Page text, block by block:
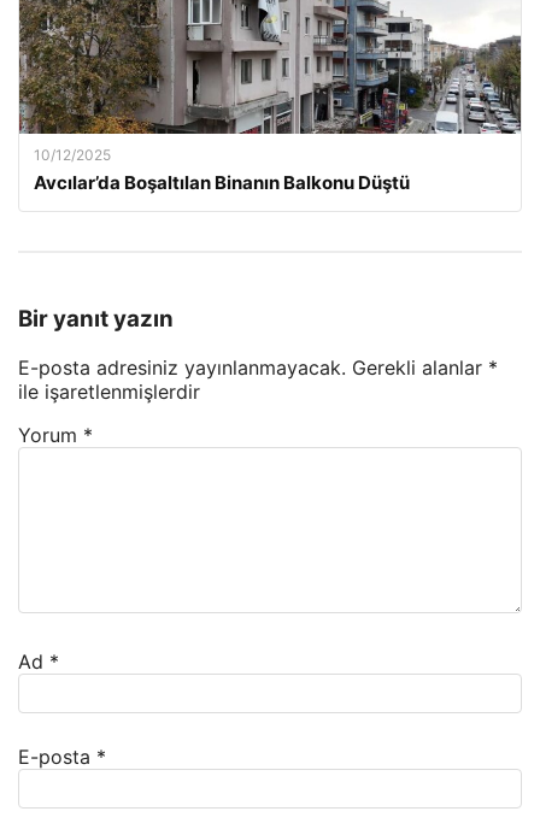
10/12/2025
Avcılar’da Boşaltılan Binanın Balkonu Düştü
Bir yanıt yazın
E-posta adresiniz yayınlanmayacak. Gerekli alanlar *
ile işaretlenmişlerdir
Yorum *
Ad *
E-posta *